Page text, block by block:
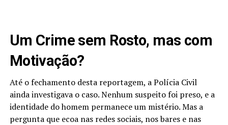
Um Crime sem Rosto, mas com
Motivação?
Até o fechamento desta reportagem, a Polícia Civil
ainda investigava o caso. Nenhum suspeito foi preso, e a
identidade do homem permanece um mistério. Mas a
pergunta que ecoa nas redes sociais, nos bares e nas